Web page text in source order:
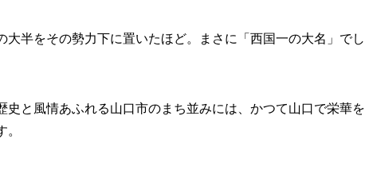
半をその勢力下に置いたほど。まさに 「西国一の大名」 でし
史と風情あふれる山口市のまち並みには、かつて山口で栄華を